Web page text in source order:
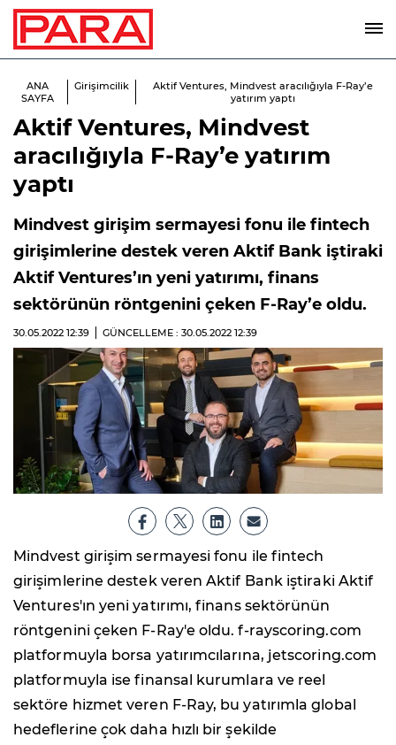
ANA
SAYFA
Girişimcilik
Aktif Ventures, Mindvest aracılığıyla F-Ray’e
yatırım yaptı
Aktif Ventures, Mindvest
aracılığıyla F-Ray’e yatırım
yaptı
Mindvest girişim sermayesi fonu ile fintech
girişimlerine destek veren Aktif Bank iştiraki
Aktif Ventures’ın yeni yatırımı, finans
sektörünün röntgenini çeken F-Ray’e oldu.
30.05.2022 12:39 GÜNCELLEME : 30.05.2022 12:39
Mindvest girişim sermayesi fonu ile fintech
girişimlerine destek veren Aktif Bank iştiraki Aktif
Ventures'ın yeni yatırımı, finans sektörünün
röntgenini çeken F-Ray'e oldu. f-rayscoring.com
platformuyla borsa yatırımcılarına, jetscoring.com
platformuyla ise finansal kurumlara ve reel
sektöre hizmet veren F-Ray, bu yatırımla global
hedeflerine çok daha hızlı bir şekilde